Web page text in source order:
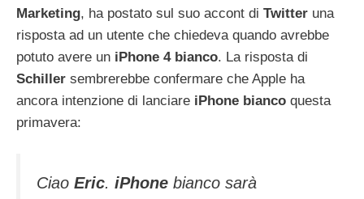
Marketing, ha postato sul suo accont di Twitter una
risposta ad un utente che chiedeva quando avrebbe
potuto avere un iPhone 4 bianco. La risposta di
Schiller sembrerebbe confermare che Apple ha
ancora intenzione di lanciare iPhone bianco questa
primavera:
Ciao Eric. iPhone bianco sarà